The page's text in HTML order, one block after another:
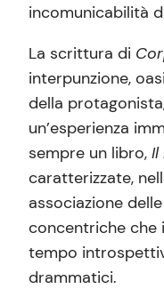
incomunicabilità
La scrittura di
interpunzione,
della
un’esperienza
sempre un libro, Il
caratterizzate,
associazione
concentriche che
tempo
drammatici.